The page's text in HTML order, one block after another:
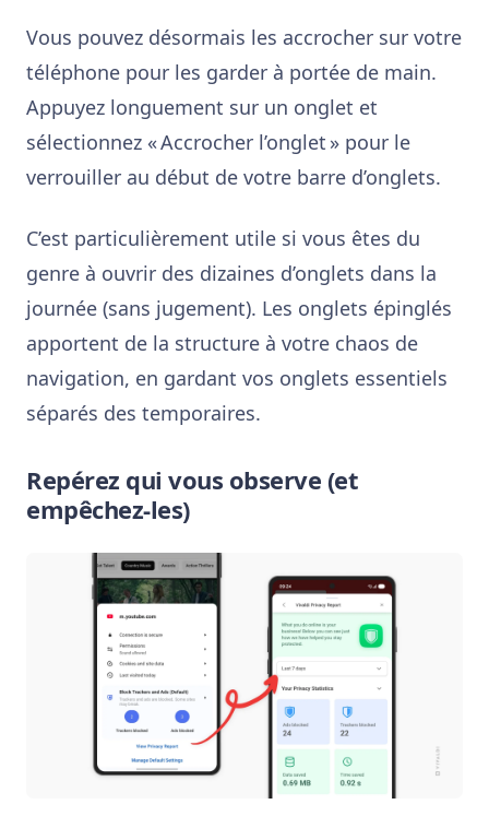
Vous pouvez désormais les accrocher sur votre
téléphone pour les garder à portée de main.
Appuyez longuement sur un onglet et
sélectionnez « Accrocher l’onglet » pour le
verrouiller au début de votre barre d’onglets.
C’est particulièrement utile si vous êtes du
genre à ouvrir des dizaines d’onglets dans la
journée (sans jugement). Les onglets épinglés
apportent de la structure à votre chaos de
navigation, en gardant vos onglets essentiels
séparés des temporaires.
Repérez qui vous observe (et
empêchez-les)